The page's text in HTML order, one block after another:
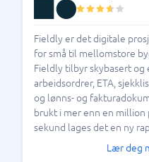
Hvorfor er et
Fieldly er det digitale
for små til mellomstore
Fieldly tilbyr skybasert
arbeidsordrer, ETA,
og lønns- og
brukt i mer enn en
sekund lages det en ny
Lær deg